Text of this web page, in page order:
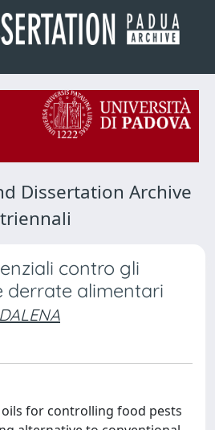
Dissertation Archive
contro gli
derrate alimentari
for controlling food pests